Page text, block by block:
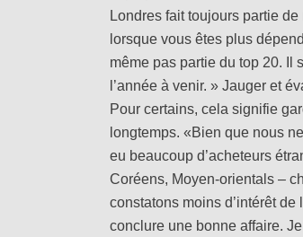
Londres fait toujours partie
lorsque vous êtes plus
même pas partie du top 20. Il
l’année à venir. » Jauger et
Pour certains, cela signifie
longtemps. «Bien que nous
eu beaucoup d’acheteurs
Coréens, Moyen-orientals –
constatons moins d’intérêt
conclure une bonne affaire.